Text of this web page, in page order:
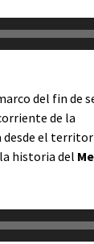
del fin de
de la
desde el
historia del